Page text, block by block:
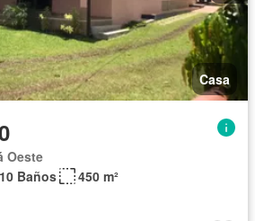
Casa
Oeste
10 Baños
450 m²